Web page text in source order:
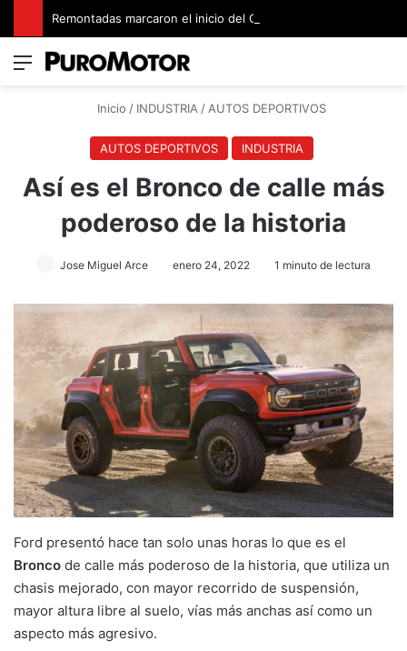
Menú
Inicio / INDUSTRIA / AUTOS DEPORTIVOS
AUTOS DEPORTIVOS INDUSTRIA
Así es el ​​Bronco de calle más
poderoso de la historia
Jose Miguel Arce enero 24, 2022 1 minuto de lectura
Ford presentó hace tan solo unas horas lo que es el ​​
Bronco de calle más poderoso de la historia, que utiliza un
chasis mejorado, con mayor recorrido de suspensión,
mayor altura libre al suelo, vías más anchas así como un
aspecto más agresivo.